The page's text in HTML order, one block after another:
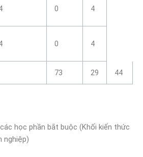
0 4
0 4
73 29 44
học phần bắt buộc (Khối kiến thức
nghiệp)